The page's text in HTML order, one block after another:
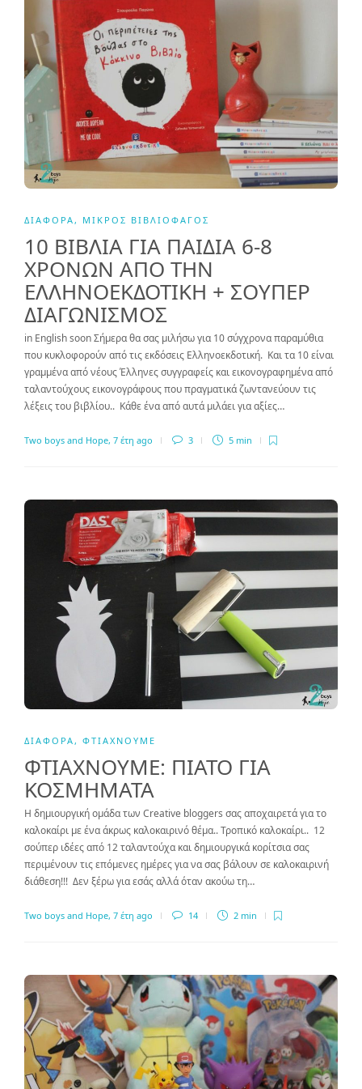
ΔΙΆΦΟΡΑ, ΜΙΚΡΌΣ ΒΙΒΛΙΟΦΆΓΟΣ
10 ΒΙΒΛΙΑ ΓΙΑ ΠΑΙΔΙΑ 6-8
ΧΡΟΝΩΝ ΑΠΟ ΤΗΝ
ΕΛΛΗΝΟΕΚΔΟΤΙΚΗ + ΣΟΥΠΕΡ
ΔΙΑΓΩΝΙΣΜΟΣ
in English soon Σήμερα θα σας μιλήσω για 10 σύγχρονα παραμύθια
που κυκλοφορούν από τις εκδόσεις Ελληνοεκδοτική. Και τα 10 είναι
γραμμένα από νέους Έλληνες συγγραφείς και εικονογραφημένα από
ταλαντούχους εικονογράφους που πραγματικά ζωντανεύουν τις
λέξεις του βιβλίου.. Κάθε ένα από αυτά μιλάει για αξίες…
Two boys and Hope, 7 έτη ago 3 5 min
ΔΙΆΦΟΡΑ, ΦΤΙΆΧΝΟΥΜΕ
ΦΤΙΑΧΝΟΥΜΕ: ΠΙΑΤΟ ΓΙΑ
ΚΟΣΜΗΜΑΤΑ
Η δημιουργική ομάδα των Creative bloggers σας αποχαιρετά για το
καλοκαίρι με ένα άκρως καλοκαιρινό θέμα.. Τροπικό καλοκαίρι.. 12
σούπερ ιδέες από 12 ταλαντούχα και δημιουργικά κορίτσια σας
περιμένουν τις επόμενες ημέρες για να σας βάλουν σε καλοκαιρινή
διάθεση!!! Δεν ξέρω για εσάς αλλά όταν ακούω τη…
Two boys and Hope, 7 έτη ago 14 2 min